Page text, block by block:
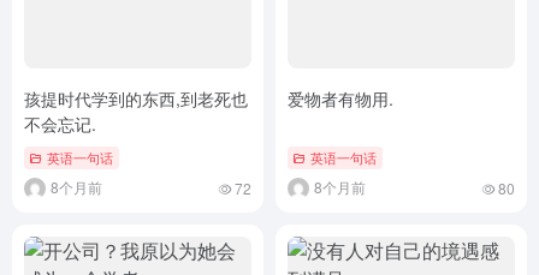
孩提时代学到的东西,到老死也
不会忘记.
英语一句话
8个月前 72
爱物者有物用.
英语一句话
8个月前 80